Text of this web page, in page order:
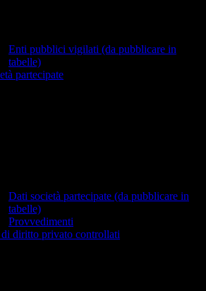
Enti pubblici vigilati (da pubblicare in
tabelle)
partecipate
Dati società partecipate (da pubblicare in
tabelle)
Provvedimenti
diritto privato controllati